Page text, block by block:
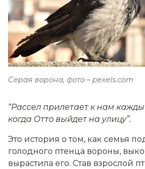
Серая ворона, фото – pexels.com
“Рассел прилетает к нам
когда Отто выйдет на улицу”.
Это история о том, как семья
голодного птенца вороны,
вырастила его. Став взрослой